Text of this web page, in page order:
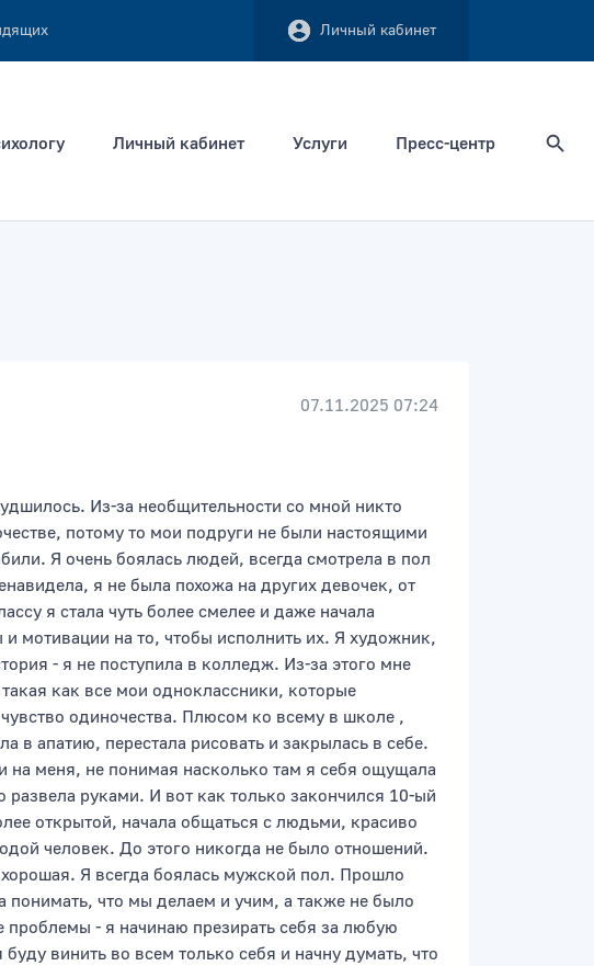
Личный кабинет
Личный кабинет Услуги Пресс-центр
07.11.2025 07:24
Из-за необщительности со мной никто
потому то мои подруги не были настоящими
Я очень боялась людей, всегда смотрела в пол
я не была похожа на других девочек, от
я стала чуть более смелее и даже начала
мотивации на то, чтобы исполнить их. Я художник,
- я не поступила в колледж. Из-за этого мне
как все мои одноклассники, которые
одиночества. Плюсом ко всему в школе ,
в апатию, перестала рисовать и закрылась в себе.
на меня, не понимая насколько там я себя ощущала
руками. И вот как только закончился 10-ый
открытой, начала общаться с людьми, красиво
человек. До этого никогда не было отношений.
Я всегда боялась мужской пол. Прошло
понимать, что мы делаем и учим, а также не было
проблемы - я начинаю презирать себя за любую
винить во всем только себя и начну думать, что